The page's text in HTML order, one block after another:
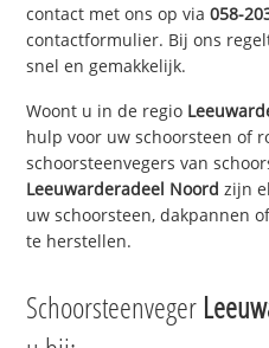
contact met ons op via058-
contactformulier. Bij ons
snel en gemakkelijk.
Woont u in de regio
hulp voor uw schoorsteen of
schoorsteenvegers van
Leeuwarderadeel Noord zijn
uw schoorsteen, dakpannen
te herstellen.
Schoorsteenveger